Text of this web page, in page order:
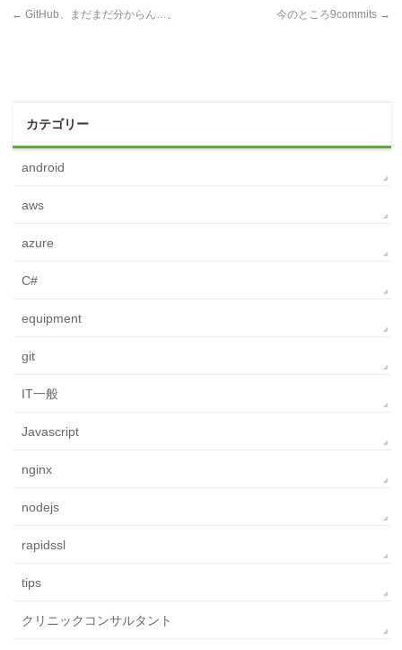
← GitHub、まだまだ分からん…。 今のところ9commits →
カテゴリー
android
aws
azure
C#
equipment
git
IT一般
Javascript
nginx
nodejs
rapidssl
tips
クリニックコンサルタント